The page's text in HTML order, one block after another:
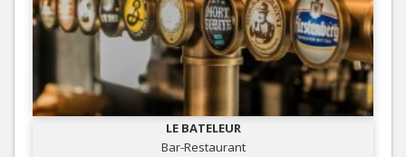
LE BATELEUR
Bar-Restaurant